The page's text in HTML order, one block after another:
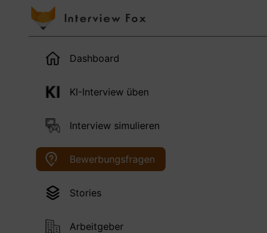
Dashboard
KI-Interview üben
Interview simulieren
Bewerbungsfragen
Stories
Arbeitgeber